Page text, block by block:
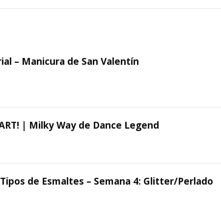
– Manicura de San Valentín
| Milky Way de Dance Legend
de Esmaltes – Semana 4: Glitter/Perlado